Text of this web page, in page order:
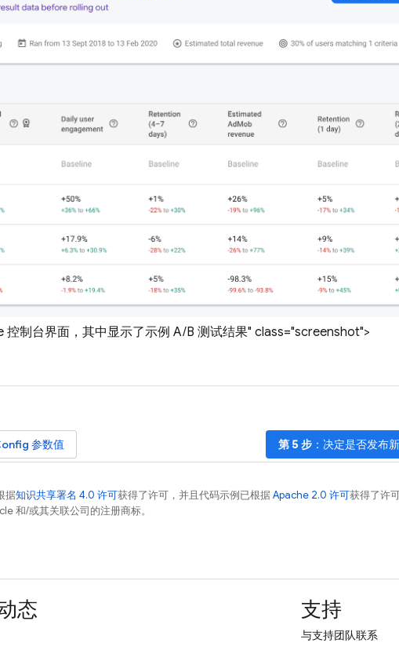
控制台界面，其中显示了示例 A/B 测试结果" class="screenshot">
参数值 第 5 步 ：决定是否发布
据知识共享署名 4.0 许可获得了许可，并且代码示例已根据Apache 2.0 许可获得了许
和/或其关联公司的注册商标。
态 支持
与支持团队联系